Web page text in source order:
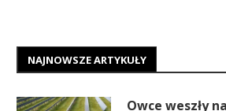
NAJNOWSZE ARTYKUŁY
Owce weszły